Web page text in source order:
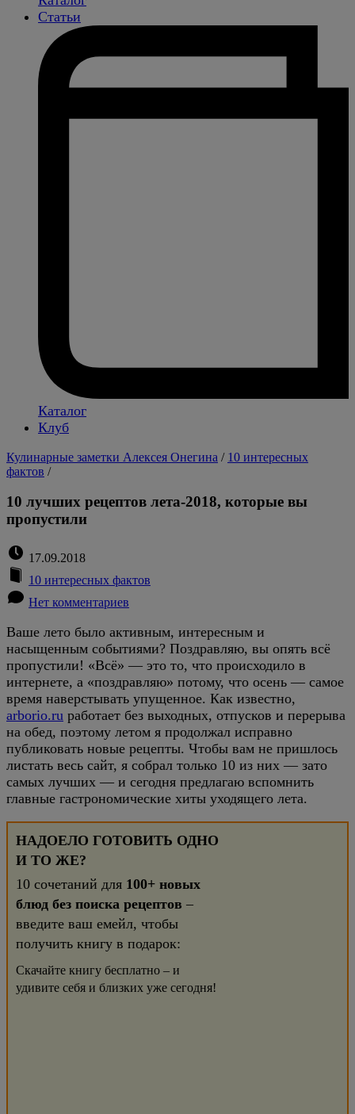
Статьи
Каталог
Клуб
Кулинарные заметки Алексея Онегина / 10 интересных
фактов /
10 лучших рецептов лета-2018, которые вы
пропустили
17.09.2018
10 интересных фактов
Нет комментариев
Ваше лето было активным, интересным и
насыщенным событиями? Поздравляю, вы опять всё
пропустили! «Всё» — это то, что происходило в
интернете, а «поздравляю» потому, что осень — самое
время наверстывать упущенное. Как известно,
arborio.ru работает без выходных, отпусков и перерыва
на обед, поэтому летом я продолжал исправно
публиковать новые рецепты. Чтобы вам не пришлось
листать весь сайт, я собрал только 10 из них — зато
самых лучших — и сегодня предлагаю вспомнить
главные гастрономические хиты уходящего лета.
НАДОЕЛО ГОТОВИТЬ ОДНО
И ТО ЖЕ?
10 сочетаний для 100+ новых
блюд без поиска рецептов –
введите ваш емейл, чтобы
получить книгу в подарок:
Скачайте книгу бесплатно – и
удивите себя и близких уже сегодня!